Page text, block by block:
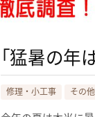
「猛暑の年
修理・小工事 その他